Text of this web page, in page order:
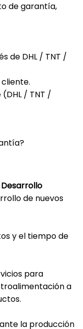
de garantía,
de DHL / TNT /
/ TNT /
de nuevos
y el tiempo de
para
a
la producción